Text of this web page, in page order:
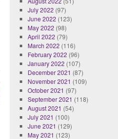
July 2022 (97)
June 2022 (123)
May 2022 (98)
April 2022 (79)
March 2022 (116)
February 2022 (96)
January 2022 (107)
December 2021 (87)
November 2021 (109)
October 2021 (97)
September 2021 (118)
August 2021 (54)
July 2021 (100)
June 2021 (129)
May 2021 (123)